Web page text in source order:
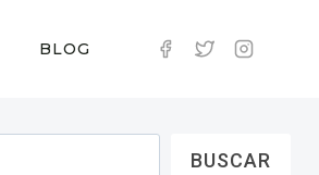
BLOG
BUSCAR